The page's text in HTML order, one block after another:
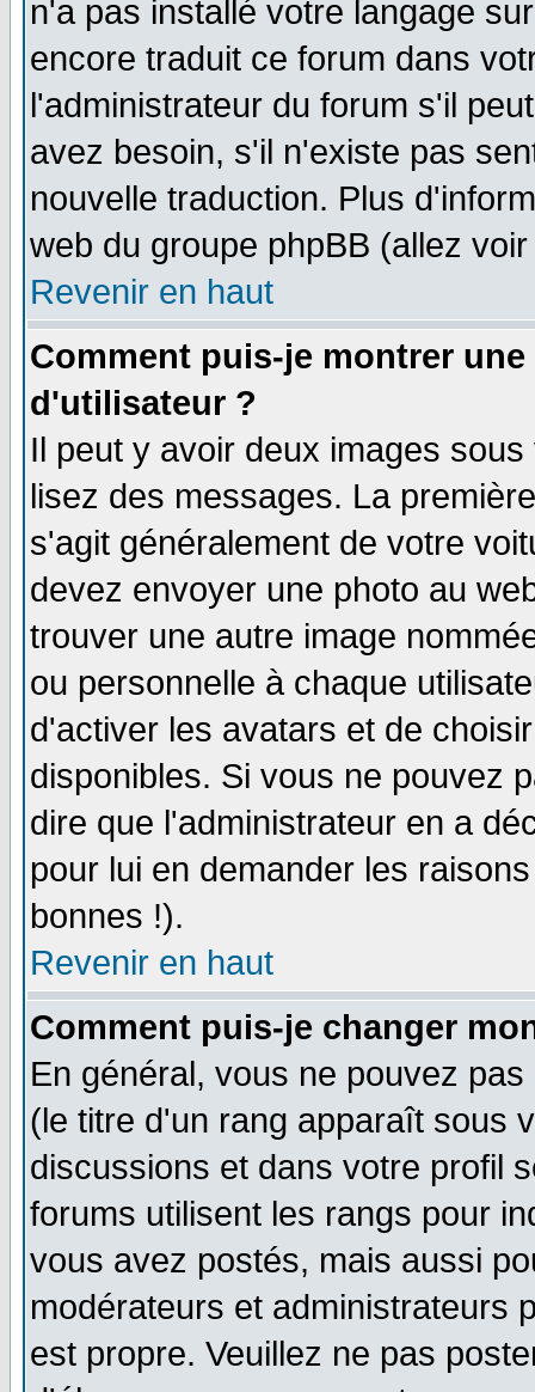
n'a pas installé votre langage
encore traduit ce forum dans
l'administrateur du forum s'il
avez besoin, s'il n'existe pas
nouvelle traduction. Plus
web du groupe phpBB (allez
Revenir en haut
Comment puis-je montrer
d'utilisateur ?
Il peut y avoir deux images
lisez des messages. La
s'agit généralement de votre
devez envoyer une photo au
trouver une autre image
ou personnelle à chaque
d'activer les avatars et de
disponibles. Si vous ne pouvez
dire que l'administrateur en a
pour lui en demander les
bonnes !).
Revenir en haut
Comment puis-je changer
En général, vous ne pouvez
(le titre d'un rang apparaît sous
discussions et dans votre profil
forums utilisent les rangs pour
vous avez postés, mais aussi
modérateurs et administrateurs
est propre. Veuillez ne pas